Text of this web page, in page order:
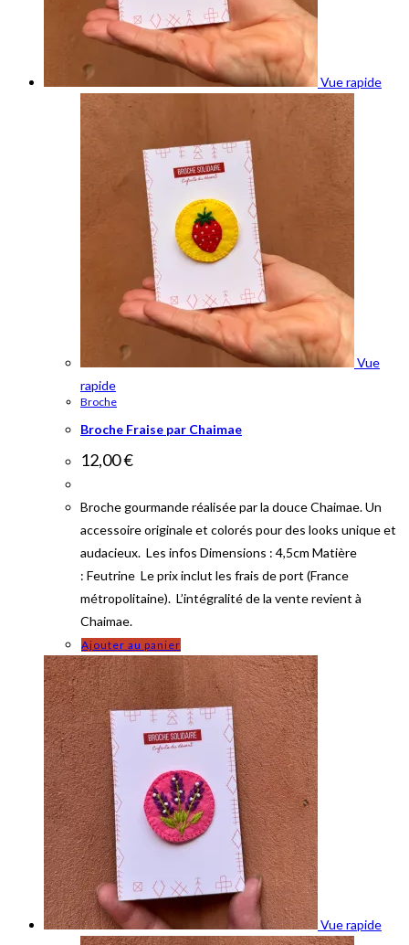
Vue rapide
Vue
rapide
Broche
Broche Fraise par Chaimae
12,00€
Broche gourmande réalisée par la douce Chaimae. Un
accessoire originale et colorés pour des looks unique et
audacieux. Les infos Dimensions : 4,5cm Matière
: Feutrine Le prix inclut les frais de port (France
métropolitaine). L’intégralité de la vente revient à
Chaimae.
Ajouter au panier
Vue rapide